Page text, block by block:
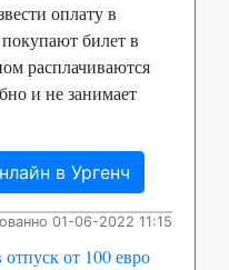
оплату в
билет в
расплачиваются
и не занимает
в Ургенч
01-06-2022 11:15
от 100 евро